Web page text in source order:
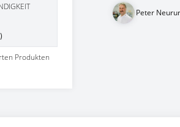
Produkten
Peter